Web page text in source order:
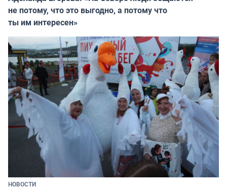
не потому, что это выгодно, а потому что
ты им интересен»
НОВОСТИ